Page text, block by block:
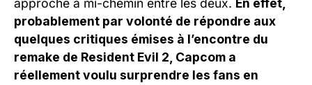
approche à mi-chemin entre les deux. En effet,
probablement par volonté de répondre aux
quelques critiques émises à l’encontre du
remake de Resident Evil 2, Capcom a
réellement voulu surprendre les fans en